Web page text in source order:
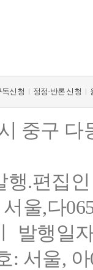
독신청 정정·반론 신청
중구
.편집
울,다
발행일
: 서울,